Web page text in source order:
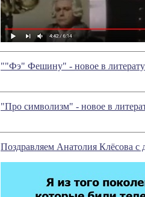
""Фэ" Фешину" - новое в
"Про символизм" - новое в
Поздравляем Анатолия Клёсова с